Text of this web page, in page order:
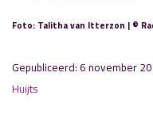
Foto: Talitha van Itterzon | ©
Gepubliceerd: 6 november
Huijts